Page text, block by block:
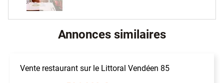
Annonces similaires
Vente restaurant sur le Littoral Vendéen 85